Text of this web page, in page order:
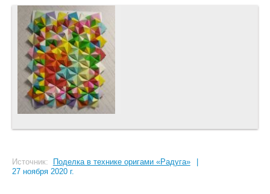
Источник: Поделка в технике оригами «Радуга»
27 ноября 2020 г.